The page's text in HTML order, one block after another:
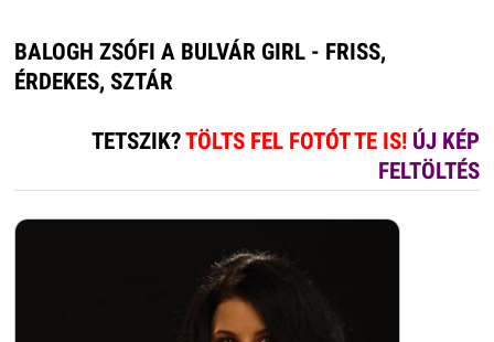
BALOGH ZSÓFI A BULVÁR GIRL - FRISS,
ÉRDEKES, SZTÁR
TETSZIK?TÖLTS FEL FOTÓT TE IS! ÚJ KÉP
FELTÖLTÉS